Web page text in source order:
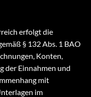
erfolgt die
§ 132 Abs. 1 BAO
Konten,
der Einnahmen und
mit
im